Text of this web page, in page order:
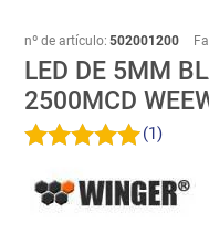
nº de artículo: 502001200
LED DE 5MM
2500MCD
(1)